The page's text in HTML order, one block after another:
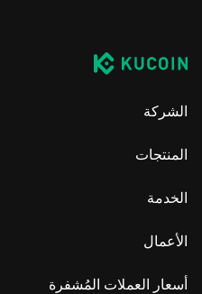
الشركة
المنتجات
الخدمة
الأعمال
أسعار العملات المُشفرة